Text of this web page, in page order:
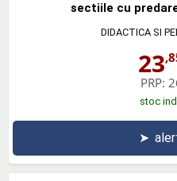
sectiile cu
DIDACTICA SI
23
PRP:
stoc
➤